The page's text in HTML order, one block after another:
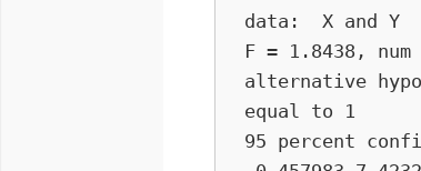
data:  X and Y
F = 1.8438,
alternative
equal to 1
95 percent